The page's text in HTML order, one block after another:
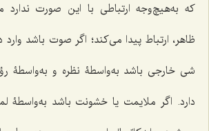
که به‌هیچ‌وجه ارتباطی با این صورت ندارد
ظاهر، ارتباط پیدا می‌کند؛ اگر صوت باشد
شی خارجی باشد به‌واسطۀ نظره و به‌واسطۀ
دارد. اگر ملایمت یا خشونت باشد به‌واسطۀ